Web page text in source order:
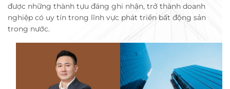
được những thành tựu đáng ghi nhận, trở thành doanh
nghiệp có uy tín trong lĩnh vực phát triển bất động sản
trong nước.